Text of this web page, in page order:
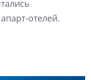
отелей.